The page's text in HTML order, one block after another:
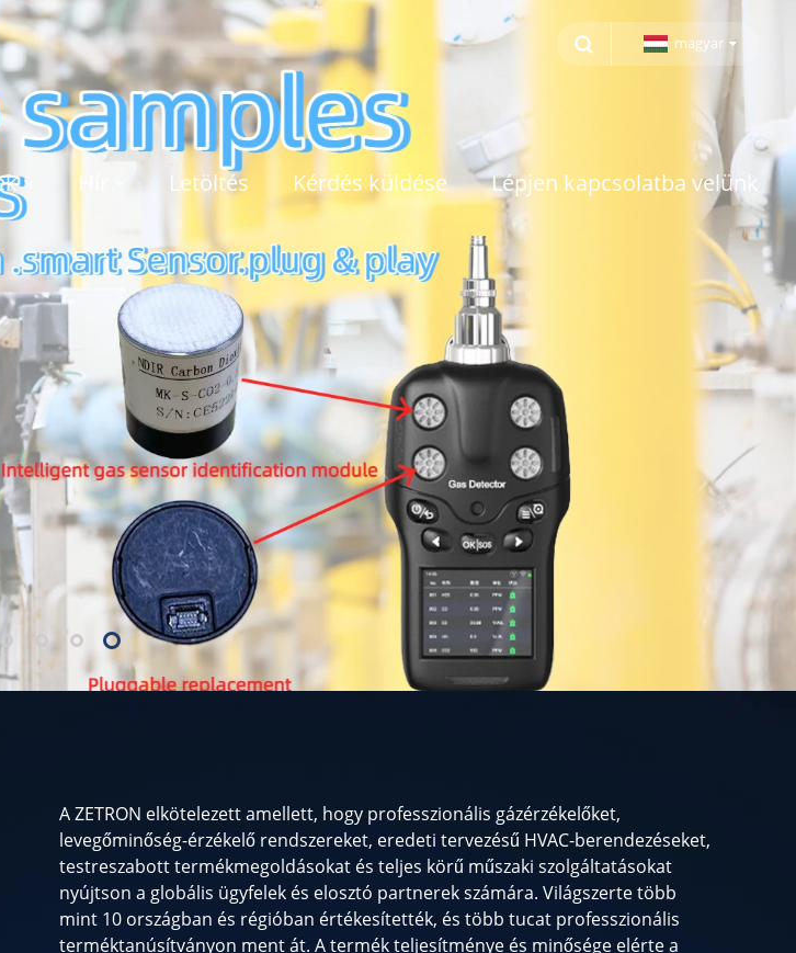
magyar
Hír Letöltés Kérdés küldése Lépjen kapcsolatba velünk
A ZETRON elkötelezett amellett, hogy professzionális gázérzékelőket,
levegőminőség-érzékelő rendszereket, eredeti tervezésű HVAC-berendezéseket,
testreszabott termékmegoldásokat és teljes körű műszaki szolgáltatásokat
nyújtson a globális ügyfelek és elosztó partnerek számára. Világszerte több
mint 10 országban és régióban értékesítették, és több tucat professzionális
terméktanúsítványon ment át. A termék teljesítménye és minősége elérte a